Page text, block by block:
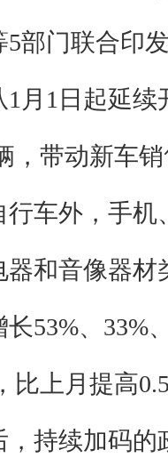
5部门联合印
1月1日起延
，带动新车
行车外，手
器和音像器
53%、33%
比上月提高
，持续加码